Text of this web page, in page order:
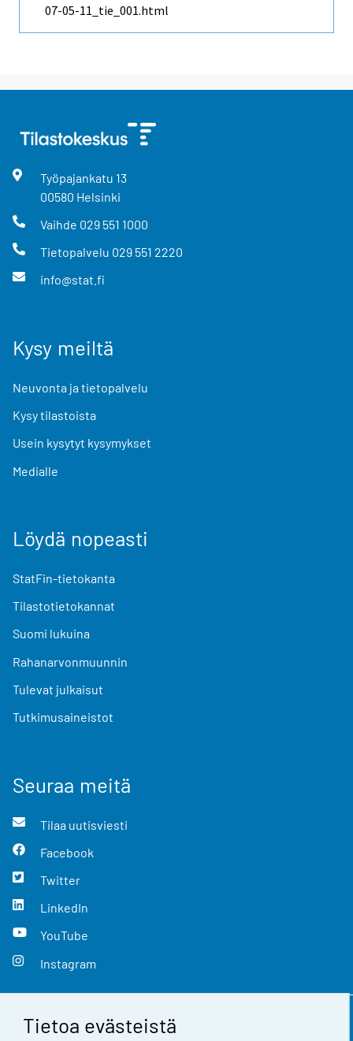
Tietoa evästeistä
07-05-11_tie_001.html
Työpajankatu 13
00580 Helsinki
Vaihde 029 551 1000
Tietopalvelu 029 551 2220
info@stat.fi
Kysy meiltä
Neuvonta ja tietopalvelu
Kysy tilastoista
Usein kysytyt kysymykset
Medialle
Löydä nopeasti
StatFin-tietokanta
Tilastotietokannat
Suomi lukuina
Rahanarvonmuunnin
Tulevat julkaisut
Tutkimusaineistot
Seuraa meitä
Tilaa uutisviesti
Facebook
Twitter
LinkedIn
YouTube
Instagram
Yhteystiedot